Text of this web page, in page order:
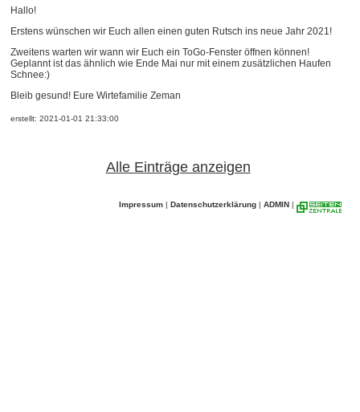
Hallo!
Erstens wünschen wir Euch allen einen guten Rutsch ins neue Jahr 2021!
Zweitens warten wir wann wir Euch ein ToGo-Fenster öffnen können!
Geplannt ist das ähnlich wie Ende Mai nur mit einem zusätzlichen Haufen
Schnee:)
Bleib gesund! Eure Wirtefamilie Zeman
erstellt: 2021-01-01 21:33:00
Alle Einträge anzeigen
Impressum | Datenschutzerklärung | ADMIN |